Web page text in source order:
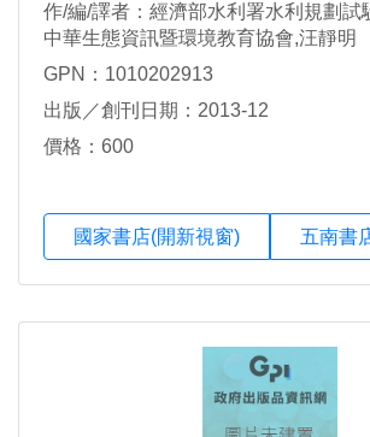
作/編/譯者：經濟部水利署水利規劃試
中華生態資訊暨環境教育協會,汪靜明
GPN：1010202913
出版／創刊日期：2013-12
價格：600
國家書店(開新視窗) 五南書